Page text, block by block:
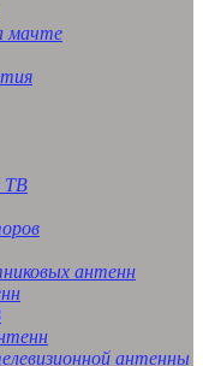
мачте
ТВ
антенн
антенны